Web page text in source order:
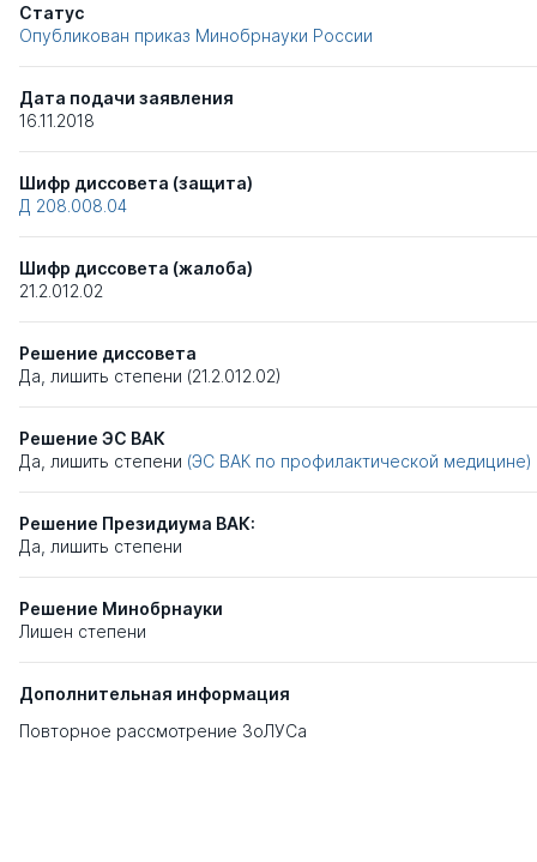
Статус
Опубликован приказ Минобрнауки России
Дата подачи заявления
16.11.2018
Шифр диссовета (защита)
Д 208.008.04
Шифр диссовета (жалоба)
21.2.012.02
Решение диссовета
Да, лишить степени (21.2.012.02)
Решение ЭС ВАК
Да, лишить степени (ЭС ВАК по профилактической медицине)
Решение Президиума ВАК:
Да, лишить степени
Решение Минобрнауки
Лишен степени
Дополнительная информация
Повторное рассмотрение ЗоЛУСа